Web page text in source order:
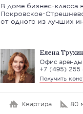
В доме бизнес-
Покровское-
от одного из лучших
Елена
Офис аренды
+7 (495) 255
Получить
Квартира 80